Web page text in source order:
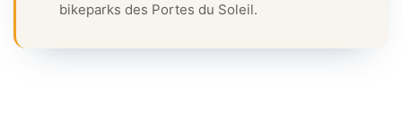
bikeparks des Portes du Soleil.